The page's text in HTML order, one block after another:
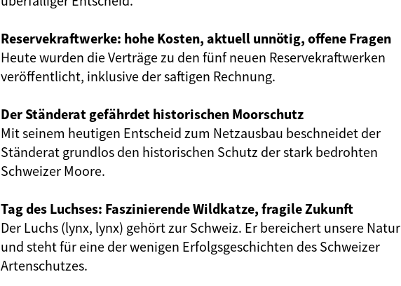
Reservekraftwerke: hohe Kosten, aktuell unnötig, offene Fragen
Heute wurden die Verträge zu den fünf neuen Reservekraftwerken
veröffentlicht, inklusive der saftigen Rechnung.
Der Ständerat gefährdet historischen Moorschutz
Mit seinem heutigen Entscheid zum Netzausbau beschneidet der
Ständerat grundlos den historischen Schutz der stark bedrohten
Schweizer Moore.
Tag des Luchses: Faszinierende Wildkatze, fragile Zukunft
Der Luchs (lynx, lynx) gehört zur Schweiz. Er bereichert unsere Natur
und steht für eine der wenigen Erfolgsgeschichten des Schweizer
Artenschutzes.